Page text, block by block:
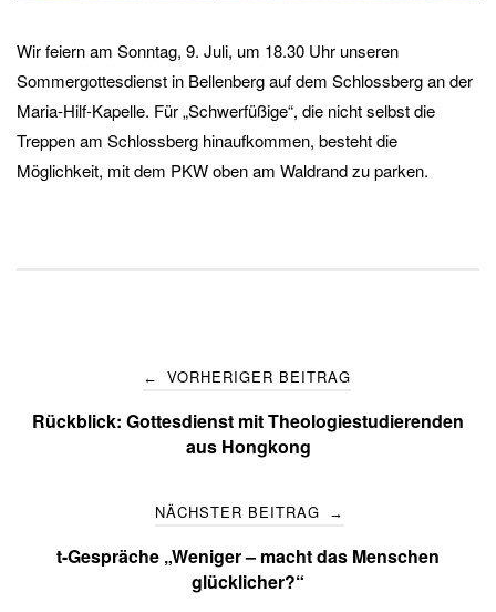
Wir feiern am Sonntag, 9. Juli, um 18.30 Uhr unseren
Sommergottesdienst in Bellenberg auf dem Schlossberg an der
Maria-Hilf-Kapelle. Für „Schwerfüßige“, die nicht selbst die
Treppen am Schlossberg hinaufkommen, besteht die
Möglichkeit, mit dem PKW oben am Waldrand zu parken.
navigation
← VORHERIGER BEITRAG
Rückblick: Gottesdienst mit Theologiestudierenden
aus Hongkong
NÄCHSTER BEITRAG →
t-Gespräche „Weniger – macht das Menschen
glücklicher?“